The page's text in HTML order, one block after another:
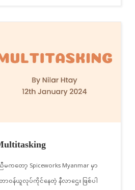
မကတော့ Spiceworks Myanmar မှာ
တာဝန်ယူလုပ်ကိုင်နေတဲ့ နီလာဌေး ဖြစ်ပါ